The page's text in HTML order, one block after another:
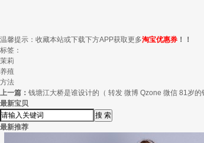
温馨提示：收藏本站或下载下方APP获取更多淘宝优惠券 ！！
标签：
茉莉
养殖
方法
上一篇： 钱塘江大桥是谁设计的（ 转发 微博 Qzone 微信 81岁的
最新宝贝
最新推荐